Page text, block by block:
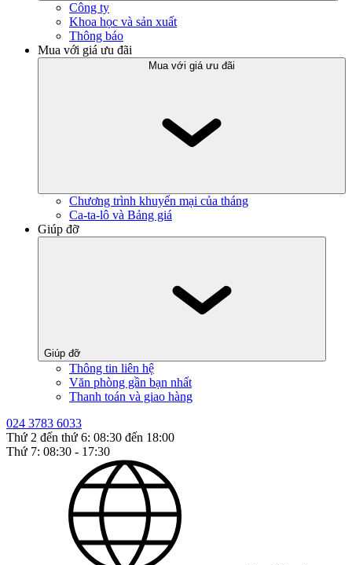
Công ty
Khoa học và sản xuất
Thông báo
Mua với giá ưu đãi
Mua với giá ưu đãi
Chương trình khuyến mại của tháng
Ca-ta-lô và Bảng giá
Giúp đỡ
Giúp đỡ
Thông tin liên hệ
Văn phòng gần bạn nhất
Thanh toán và giao hàng
024 3783 6033
Thứ 2 đến thứ 6: 08:30 đến 18:00
Thứ 7: 08:30 - 17:30